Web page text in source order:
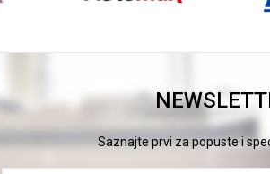
Saznajte prvi za popuste i